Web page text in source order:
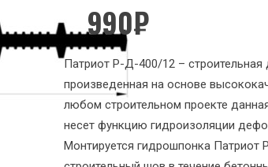
990₽
Патриот Р-Д-400/12 –
произведенная на основе
любом строительном проекте
несет функцию гидроизоляции
Монтируется гидрошпонка